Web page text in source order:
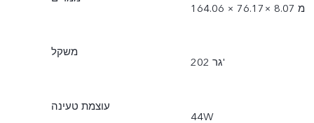
164.06 × 76.17× 8.07 מ
משקל
202 גר'
עוצמת טעינה
44W